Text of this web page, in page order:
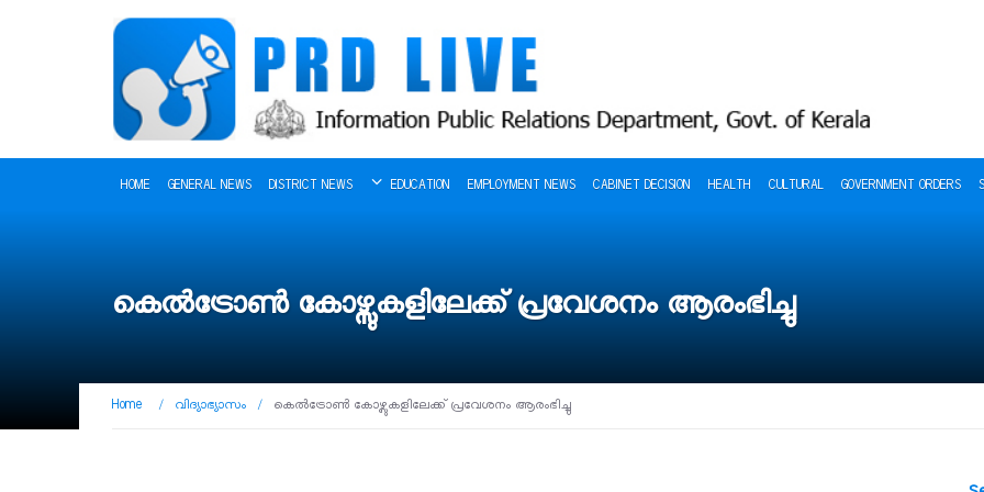
HOME GENERAL NEWS DISTRICT NEWS EDUCATION EMPLOYMENT NEWS CABINET DECISION HEALTH CULTURAL GOVERNMENT ORDERS
കെൽട്രോൺ കോഴ്സുകളിലേക്ക് പ്രവേശനം ആരംഭിച്ചു
Home / വിദ്യാഭ്യാസം / കെൽട്രോൺ കോഴ്സുകളിലേക്ക് പ്രവേശനം ആരംഭിച്ചു